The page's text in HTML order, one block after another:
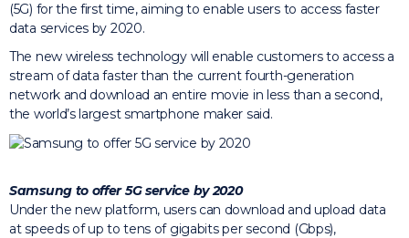
(5G) for the first time, aiming to enable users to access faster
data services by 2020.
The new wireless technology will enable customers to access a
stream of data faster than the current fourth-generation
network and download an entire movie in less than a second,
the world’s largest smartphone maker said.
Samsung to offer 5G service by 2020
Under the new platform, users can download and upload data
at speeds of up to tens of gigabits per second (Gbps),